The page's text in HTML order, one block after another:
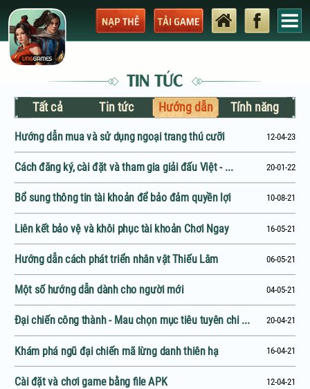
TIN TỨC
Tất cả Tin tức Hướng dẫn Tính năng
Hướng dẫn mua và sử dụng ngoại trang thú cưỡi 12-04-23
Cách đăng ký, cài đặt và tham gia giải đấu Việt - ... 20-01-22
Bổ sung thông tin tài khoản để bảo đảm quyền lợi 10-08-21
Liên kết bảo vệ và khôi phục tài khoản Chơi Ngay 16-05-21
Hướng dẫn cách phát triển nhân vật Thiếu Lâm 06-05-21
Một số hướng dẫn dành cho người mới 04-05-21
Đại chiến công thành - Mau chọn mục tiêu tuyên chi ... 20-04-21
Khám phá ngũ đại chiến mã lừng danh thiên hạ 16-04-21
Cài đặt và chơi game bằng file APK 12-04-21